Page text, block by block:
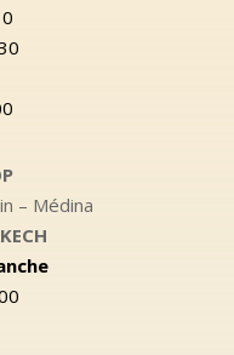
– Médina